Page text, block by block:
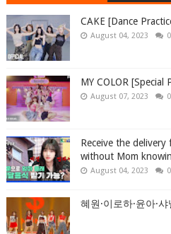
CAKE [Dance
August 04, 2023 0
MY COLOR [Special
August 07, 2023 0
Receive the
without Mom
August 04, 2023 0
혜원·이로하·윤아·